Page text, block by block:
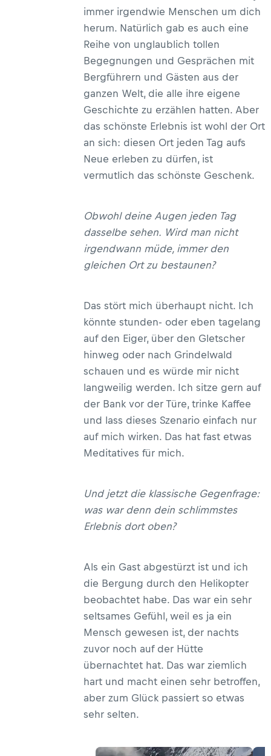
immer irgendwie Menschen um dich
herum. Natürlich gab es auch eine
Reihe von unglaublich tollen
Begegnungen und Gesprächen mit
Bergführern und Gästen aus der
ganzen Welt, die alle ihre eigene
Geschichte zu erzählen hatten. Aber
das schönste Erlebnis ist wohl der Ort
an sich: diesen Ort jeden Tag aufs
Neue erleben zu dürfen, ist
vermutlich das schönste Geschenk.
Obwohl deine Augen jeden Tag
dasselbe sehen. Wird man nicht
irgendwann müde, immer den
gleichen Ort zu bestaunen?
Das stört mich überhaupt nicht. Ich
könnte stunden- oder eben tagelang
auf den Eiger, über den Gletscher
hinweg oder nach Grindelwald
schauen und es würde mir nicht
langweilig werden. Ich sitze gern auf
der Bank vor der Türe, trinke Kaffee
und lass dieses Szenario einfach nur
auf mich wirken. Das hat fast etwas
Meditatives für mich.
Und jetzt die klassische Gegenfrage:
was war denn dein schlimmstes
Erlebnis dort oben?
Als ein Gast abgestürzt ist und ich
die Bergung durch den Helikopter
beobachtet habe. Das war ein sehr
seltsames Gefühl, weil es ja ein
Mensch gewesen ist, der nachts
zuvor noch auf der Hütte
übernachtet hat. Das war ziemlich
hart und macht einen sehr betroffen,
aber zum Glück passiert so etwas
sehr selten.